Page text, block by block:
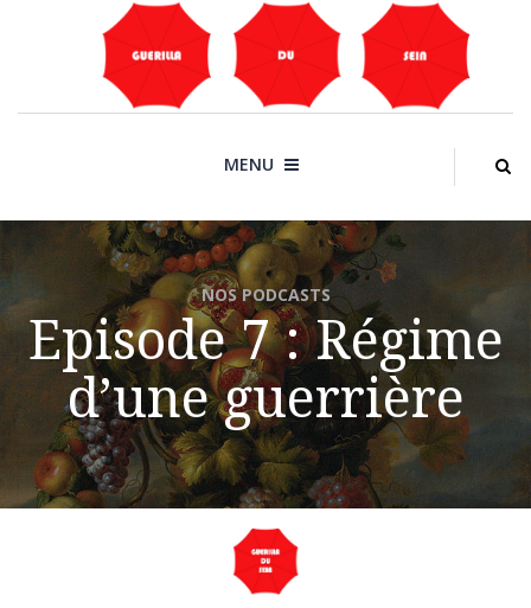
MENU
NOS PODCASTS
Episode 7 : Régime
d’une guerrière